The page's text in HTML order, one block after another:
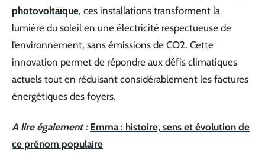
photovoltaïque, ces installations transforment la
lumière du soleil en une électricité respectueuse de
l’environnement, sans émissions de CO2. Cette
innovation permet de répondre aux défis climatiques
actuels tout en réduisant considérablement les factures
énergétiques des foyers.
A lire également : Emma : histoire, sens et évolution de
ce prénom populaire